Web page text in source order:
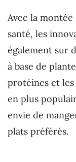
Avec la
santé, les
également sur
à base de
protéines et
en plus
envie de
plats préférés.